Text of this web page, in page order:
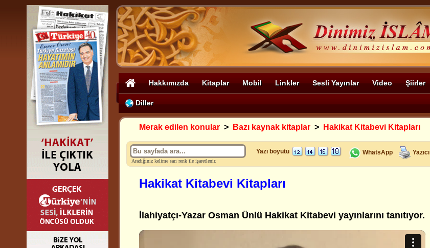
Hakkımızda Kitaplar Mobil Linkler Sesli Yayınlar Video Şiirler
Diller
Merak edilen konular > Bazı kaynak kitaplar > Hakikat Kitabevi Kitapları
Aradığınız kelime sarı renk ile işaretlenir.
Yazı boyutu WhatsApp Yazıcı
Hakikat Kitabevi Kitapları
İlahiyatçı-Yazar Osman Ünlü Hakikat Kitabevi yayınlarını tanıtıyor.